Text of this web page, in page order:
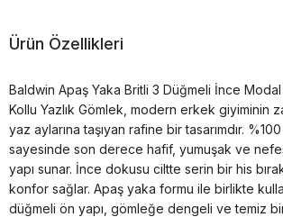
Ürün Özellikleri
Baldwin Apaş Yaka Britli 3 Düğmeli İnce Modal
Kollu Yazlık Gömlek, modern erkek giyiminin
yaz aylarına taşıyan rafine bir tasarımdır.
sayesinde son derece hafif, yumuşak ve
yapı sunar. İnce dokusu ciltte serin bir his
konfor sağlar. Apaş yaka formu ile birlikte
düğmeli ön yapı, gömleğe dengeli ve temiz